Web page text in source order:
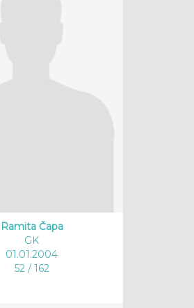
Ramita Čapa
GK
01.01.2004
52 / 162